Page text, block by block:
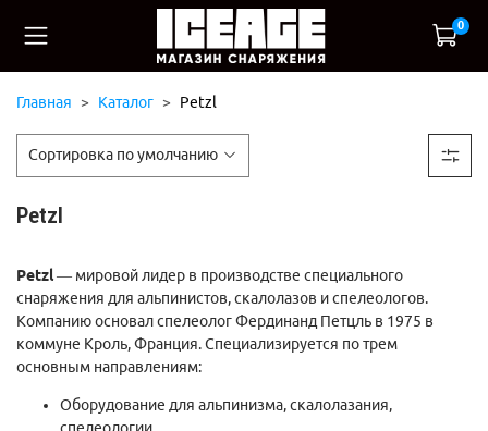
0
Главная Каталог Petzl
Petzl
Petzl— мировой лидер в производстве специального
снаряжения для альпинистов, скалолазов и спелеологов.
Компанию основал спелеолог Фердинанд Петцль в 1975 в
коммуне Кроль, Франция. Специализируется по трем
основным направлениям:
Оборудование для альпинизма, скалолазания,
спелеологии